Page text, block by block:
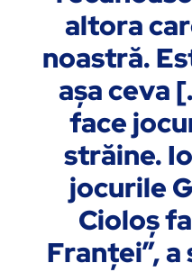
altora
noastră.
aşa ceva
face
străine.
jocurile
Cioloş
Franţei”,